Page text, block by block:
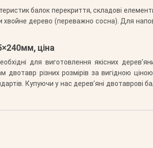
балок перекриття, складові
дерево (переважно сосна). Для
ціна
для виготовлення якісних
різних розмірів за вигідною
Купуючи у нас дерев’яні двотаврові